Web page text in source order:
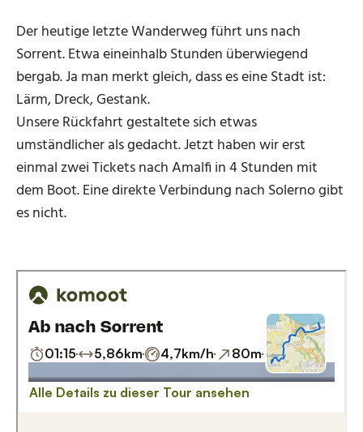
Der heutige letzte Wanderweg führt uns nach
Sorrent. Etwa eineinhalb Stunden überwiegend
bergab. Ja man merkt gleich, dass es eine Stadt ist:
Lärm, Dreck, Gestank.
Unsere Rückfahrt gestaltete sich etwas
umständlicher als gedacht. Jetzt haben wir erst
einmal zwei Tickets nach Amalfi in 4 Stunden mit
dem Boot. Eine direkte Verbindung nach Solerno gibt
es nicht.